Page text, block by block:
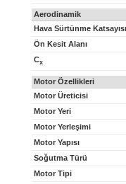
Aerodinamik
Hava Sürtünme Katsayısı
Ön Kesit Alanı
Cx
Motor Özellikleri
Motor Üreticisi
Motor Yeri
Motor Yerleşimi
Motor Yapısı
Soğutma Türü
Motor Tipi